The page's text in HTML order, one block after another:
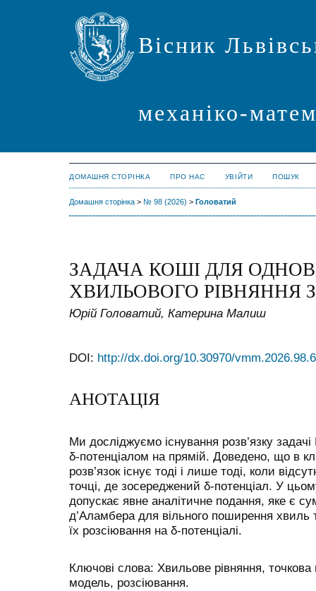
Вісник
механіко-
ДОМАШНЯ СТОРІНКА ПРО НАС УВІЙТИ ПОШУК
Домашня сторінка > № 98 (2026) > Головатий
ЗАДАЧА КОШI ДЛЯ
ХВИЛЬОВОГО РIВНЯННЯ
Юрiй Головатий, Катерина Малиш
DOI: http://dx.doi.org/10.30970/
АНОТАЦІЯ
Ми дослiджуємо iснування розв’язку
δ-потенцiалом на прямiй. Доведено, що в
розв’язок iснує тодi i лише тодi, коли
точцi, де зосереджений δ-потенцiал. У
допускає явне аналiтичне подання, яке є
д’Аламбера для вiльного поширення хвиль
їх розсiювання на δ-потенцiалi.
Ключовi слова: Хвильове рiвняння,
модель, розсiювання.